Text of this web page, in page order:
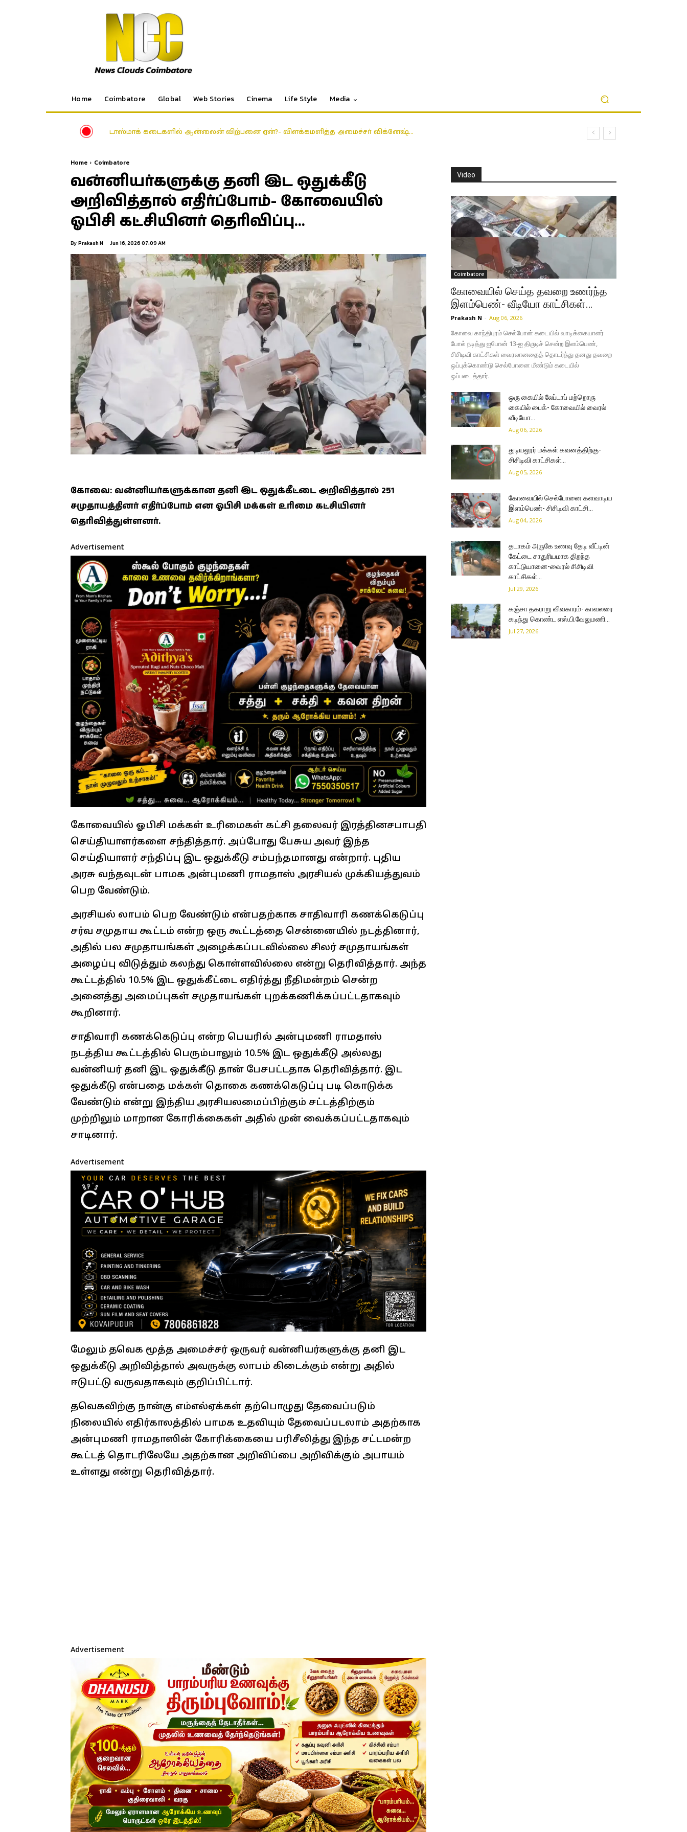
Home Coimbatore Global Web Stories Cinema Life Style Media
டாஸ்மாக் கடைகளில் ஆன்லைன் விற்பனை ஏன்?- விளக்கமளித்த அமைச்சர் விக்னேஷ்…
Home Coimbatore
வன்னியர்களுக்கு தனி இட ஒதுக்கீடு
அறிவித்தால் எதிர்ப்போம்- கோவையில்
ஓபிசி கட்சியினர் தெரிவிப்பு…
By Prakash N Jun 16, 2026 07:09 AM
கோவை: வன்னியர்களுக்கான தனி இட ஒதுக்கீட்டை அறிவித்தால் 251
சமுதாயத்தினர் எதிர்ப்போம் என ஓபிசி மக்கள் உரிமை கட்சியினர்
தெரிவித்துள்ளனர்.
Advertisement
கோவையில் ஓபிசி மக்கள் உரிமைகள் கட்சி தலைவர் இரத்தினசபாபதி
செய்தியாளர்களை சந்தித்தார். அப்போது பேசுய அவர் இந்த
செய்தியாளர் சந்திப்பு இட ஒதுக்கீடு சம்பந்தமானது என்றார். புதிய
அரசு வந்தவுடன் பாமக அன்புமணி ராமதாஸ் அரசியல் முக்கியத்துவம்
பெற வேண்டும்.
அரசியல் லாபம் பெற வேண்டும் என்பதற்காக சாதிவாரி கணக்கெடுப்பு
சர்வ சமுதாய கூட்டம் என்ற ஒரு கூட்டத்தை சென்னையில் நடத்தினார்,
அதில் பல சமுதாயங்கள் அழைக்கப்படவில்லை சிலர் சமுதாயங்கள்
அழைப்பு விடுத்தும் கலந்து கொள்ளவில்லை என்று தெரிவித்தார். அந்த
கூட்டத்தில் 10.5% இட ஒதுக்கீட்டை எதிர்த்து நீதிமன்றம் சென்ற
அனைத்து அமைப்புகள் சமுதாயங்கள் புறக்கணிக்கப்பட்டதாகவும்
கூறினார்.
சாதிவாரி கணக்கெடுப்பு என்ற பெயரில் அன்புமணி ராமதாஸ்
நடத்திய கூட்டத்தில் பெரும்பாலும் 10.5% இட ஒதுக்கீடு அல்லது
வன்னியர் தனி இட ஒதுக்கீடு தான் பேசபட்டதாக தெரிவித்தார். இட
ஒதுக்கீடு என்பதை மக்கள் தொகை கணக்கெடுப்பு படி கொடுக்க
வேண்டும் என்று இந்திய அரசியலமைப்பிற்கும் சட்டத்திற்கும்
முற்றிலும் மாறான கோரிக்கைகள் அதில் முன் வைக்கப்பட்டதாகவும்
சாடினார்.
Advertisement
மேலும் தவெக மூத்த அமைச்சர் ஒருவர் வன்னியர்களுக்கு தனி இட
ஒதுக்கீடு அறிவித்தால் அவருக்கு லாபம் கிடைக்கும் என்று அதில்
ஈடுபட்டு வருவதாகவும் குறிப்பிட்டார்.
தவெகவிற்கு நான்கு எம்எல்ஏக்கள் தற்பொழுது தேவைப்படும்
நிலையில் எதிர்காலத்தில் பாமக உதவியும் தேவைப்படலாம் அதற்காக
அன்புமணி ராமதாஸின் கோரிக்கையை பரிசீலித்து இந்த சட்டமன்ற
கூட்டத் தொடரிலேயே அதற்கான அறிவிப்பை அறிவிக்கும் அபாயம்
உள்ளது என்று தெரிவித்தார்.
Advertisement
Video
Coimbatore
கோவையில் செய்த தவறை உணர்ந்த
இளம்பெண்- வீடியோ காட்சிகள்…
Prakash N - Aug 06, 2026
கோவை காந்திபுரம் செல்போன் கடையில் வாடிக்கையாளர்
போல் நடித்து ஐபோன் 13-ஐ திருடிச் சென்ற இளம்பெண்,
சிசிடிவி காட்சிகள் வைரலானதைத் தொடர்ந்து தனது தவறை
ஒப்புக்கொண்டு செல்போனை மீண்டும் கடையில்
ஒப்படைத்தார்.
ஒரு கையில் லேப்டாப் மற்றொரு
கையில் பைக்- கோவையில் வைரல்
வீடியோ…
Aug 06, 2026
துடியலூர் மக்கள் கவனத்திற்கு-
சிசிடிவி காட்சிகள்…
Aug 05, 2026
கோவையில் செல்போனை களவாடிய
இளம்பெண்- சிசிடிவி காட்சி…
Aug 04, 2026
தடாகம் அருகே உணவு தேடி வீட்டின்
கேட்டை சாதுரியமாக திறந்த
காட்டுயானை-வைரல் சிசிடிவி
காட்சிகள்…
Jul 29, 2026
கஞ்சா தகராறு விவகாரம்- காவலரை
கடிந்து கொண்ட எஸ்.பி.வேலுமணி…
Jul 27, 2026